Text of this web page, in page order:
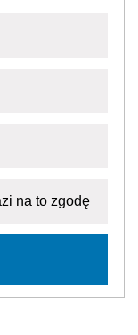
na to zgodę